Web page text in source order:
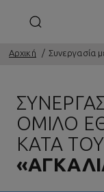
Αρχική Συνεργασία
ΟΜΙΛΟ
ΚΑΤΑ